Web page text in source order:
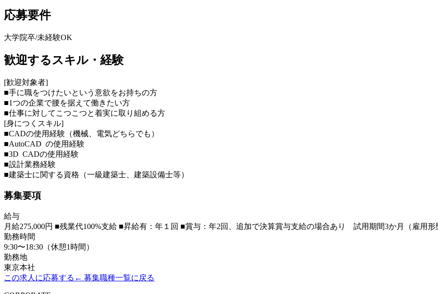
応募要件
大学院卒/未経験OK
歓迎するスキル・経験
[歓迎対象者]
■手に職をつけたいという意欲をお持ちの方
■1つの企業で腰を据えて働きたい方
■仕事に対してこつこつと着実に取り組める方
[身につくスキル]
■CADの使用経験（機械、電気どちらでも）
■AutoCAD の使用経験
■3D CADの使用経験
■設計業務経験
■建築士に関する資格（一級建築士、建築設備士等）
募集要項
給与
月給275,000円 ■残業代100%支給 ■昇給有：年１回 ■賞与：年2回、追加で決算賞与支給の場合あり 試用期間3か月（雇用
勤務時間
9:30〜18:30（休憩1時間）
勤務地
東京本社
この求人に応募する ← 募集職種一覧に戻る